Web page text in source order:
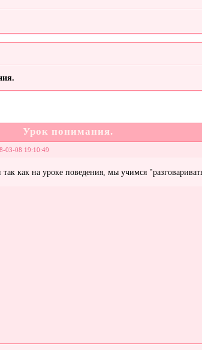
Урок понимания.
03-08 19:10:49
так как на уроке поведения, мы учимся